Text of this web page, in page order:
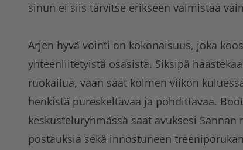
sinun ei siis tarvitse erikseen valmistaa
Arjen hyvä vointi on kokonaisuus, joka
yhteenliitetyistä osasista. Siksipä
ruokailua, vaan saat kolmen viikon
henkistä pureskeltavaa ja pohdittavaa.
keskusteluryhmässä saat avuksesi
postauksia sekä innostuneen